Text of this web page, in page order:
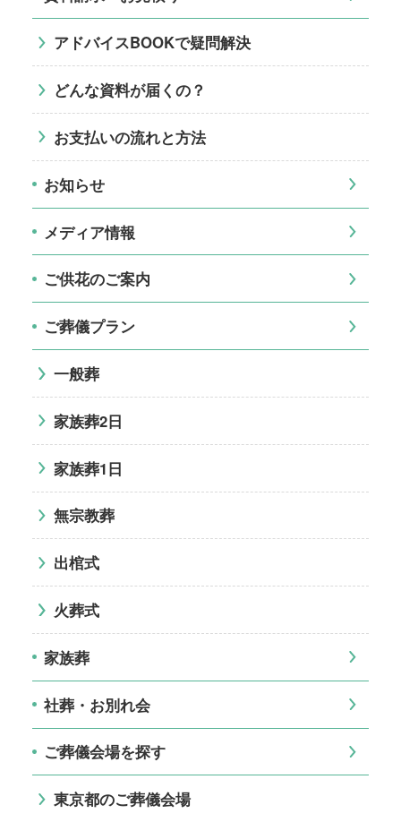
アドバイスBOOKで疑問解決
どんな資料が届くの？
お支払いの流れと方法
お知らせ
メディア情報
ご供花のご案内
ご葬儀プラン
一般葬
家族葬2日
家族葬1日
無宗教葬
出棺式
火葬式
家族葬
社葬・お別れ会
ご葬儀会場を探す
東京都のご葬儀会場